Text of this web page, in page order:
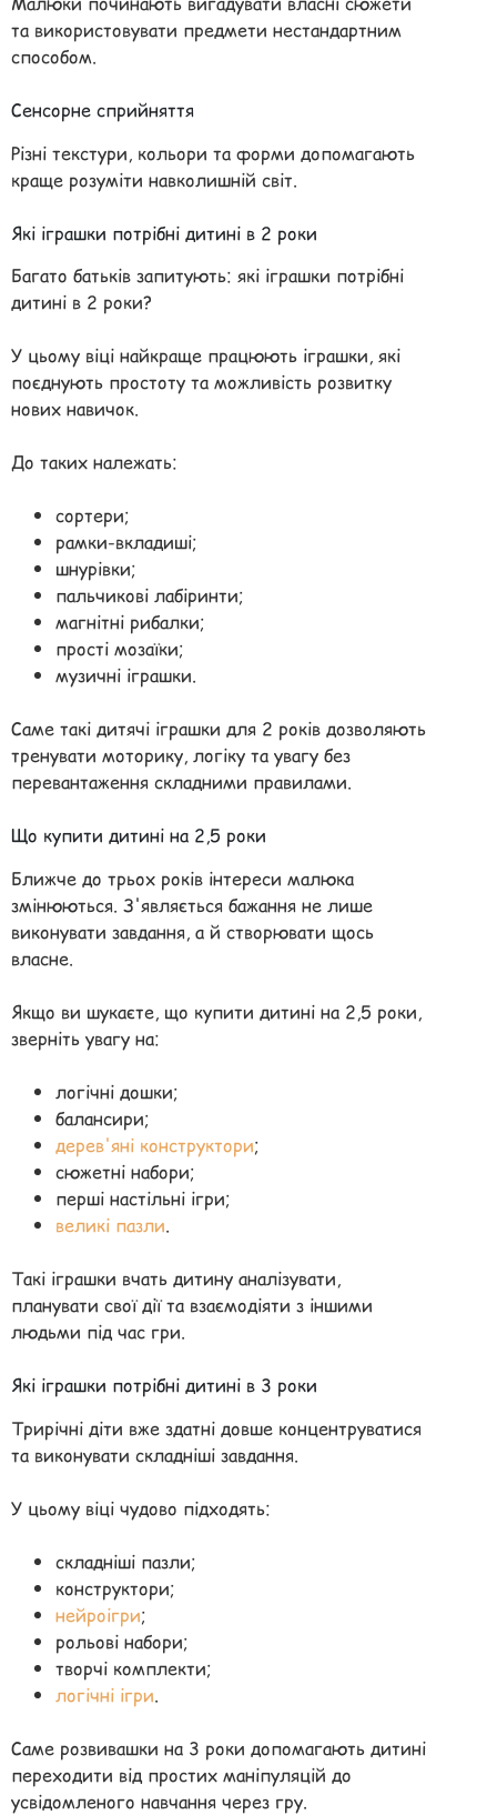
та використовувати предмети нестандартним
способом.
Сенсорне сприйняття
Різні текстури, кольори та форми допомагають
краще розуміти навколишній світ.
Які іграшки потрібні дитині в 2 роки
Багато батьків запитують: які іграшки потрібні
дитині в 2 роки?
У цьому віці найкраще працюють іграшки, які
поєднують простоту та можливість розвитку
нових навичок.
До таких належать:
сортери;
рамки-вкладиші;
шнурівки;
пальчикові лабіринти;
магнітні рибалки;
прості мозаїки;
музичні іграшки.
Саме такі дитячі іграшки для 2 років дозволяють
тренувати моторику, логіку та увагу без
перевантаження складними правилами.
Що купити дитині на 2,5 роки
Ближче до трьох років інтереси малюка
змінюються. З'являється бажання не лише
виконувати завдання, а й створювати щось
власне.
Якщо ви шукаєте, що купити дитині на 2,5 роки,
зверніть увагу на:
логічні дошки;
балансири;
дерев'яні конструктори;
сюжетні набори;
перші настільні ігри;
великі пазли.
Такі іграшки вчать дитину аналізувати,
планувати свої дії та взаємодіяти з іншими
людьми під час гри.
Які іграшки потрібні дитині в 3 роки
Трирічні діти вже здатні довше концентруватися
та виконувати складніші завдання.
У цьому віці чудово підходять:
складніші пазли;
конструктори;
нейроігри;
рольові набори;
творчі комплекти;
логічні ігри.
Саме розвивашки на 3 роки допомагають дитині
переходити від простих маніпуляцій до
усвідомленого навчання через гру.